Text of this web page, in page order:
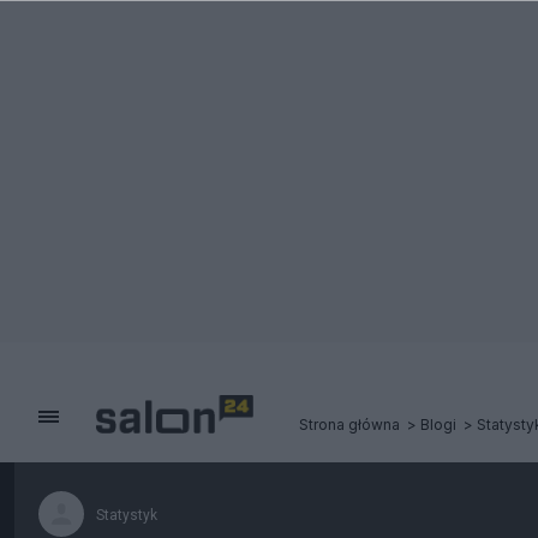
Strona główna Blogi
Statystyk